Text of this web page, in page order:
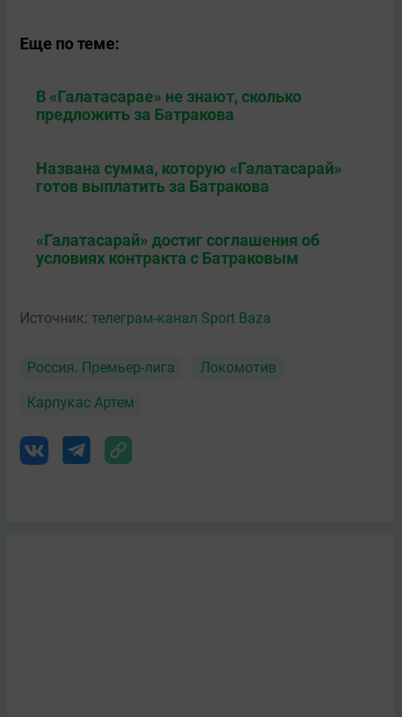
Еще по теме:
В «Галатасарае» не знают, сколько
предложить за Батракова
Названа сумма, которую «Галатасарай»
готов выплатить за Батракова
«Галатасарай» достиг соглашения об
условиях контракта с Батраковым
Источник: телеграм-канал Sport Baza
Россия. Премьер-лига Локомотив
Карпукас Артем